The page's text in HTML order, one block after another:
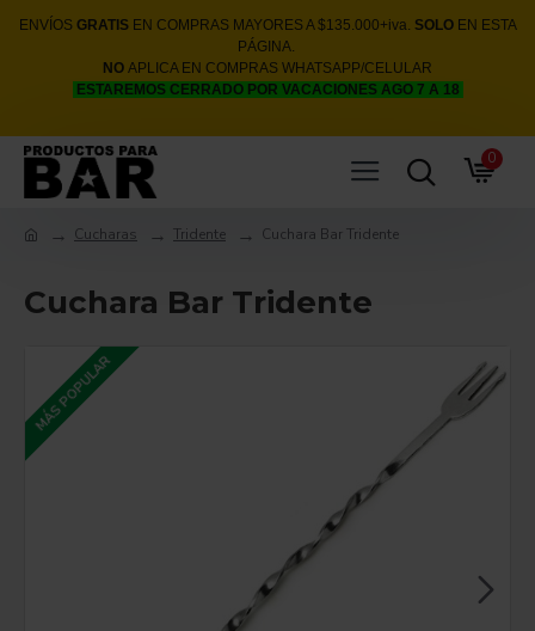
ENVÍOS GRATISEN COMPRAS MAYORES A $135.000+iva. SOLOEN ESTA
PÁGINA.
NO APLICA EN COMPRAS WHATSAPP/CELULAR
ESTAREMOS CERRADO POR VACACIONES AGO 7 A 18
0
Cucharas Tridente Cuchara Bar Tridente
Cuchara Bar Tridente
MÁS POPULAR